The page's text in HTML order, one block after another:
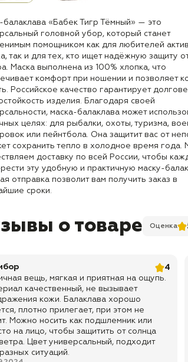
балаклава «Бабек Тигр Тёмный» — это
головной убор, который станет
помощником как для любителей
так и для тех, кто ищет надёжную защиту
Маска выполнена из 100% хлопка, что
комфорт при ношении и позволяет
Российское качество гарантирует
изделия. Благодаря своей
маска-балаклава может
целях: для рыбалки, охоты, туризма,
или пейнтбола. Она защитит вас от
сохранить тепло в холодное время года.
доставку по всей России, чтобы
эту удобную и практичную маску-
отправка позволит вам получить заказ в
сроки.
о товаре Оценка
4
вещь, мягкая и приятная на ощупь.
качественный, не вызывает
кожи. Балаклава хорошо
плотно прилегает, при этом не
Можно носить как подшлемник или
на лицо, чтобы защитить от солнца
Цвет универсальный, подходит
ситуаций.